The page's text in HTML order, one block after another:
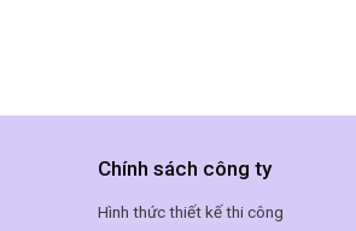
Chính sách công ty
Hình thức thiết kế thi công